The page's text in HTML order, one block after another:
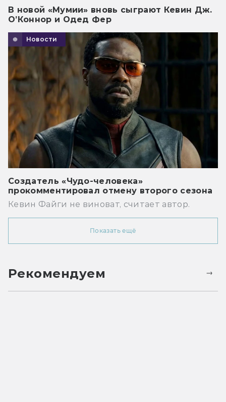
В новой «Мумии» вновь сыграют Кевин Дж.
О’Коннор и Одед Фер
Новости
Создатель «Чудо-человека»
прокомментировал отмену второго сезона
Кевин Файги не виноват, считает автор.
Показать ещё
Рекомендуем